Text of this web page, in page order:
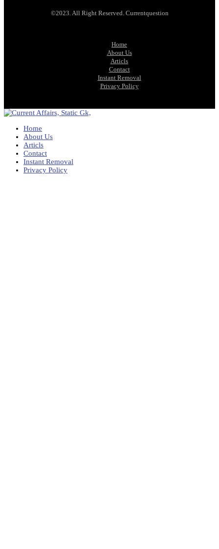
©2023. All Right Reserved. Currentquestion
Home
About Us
Articls
Contact
Instant Removal
Privacy Policy
Home
About Us
Articls
Contact
Instant Removal
Privacy Policy